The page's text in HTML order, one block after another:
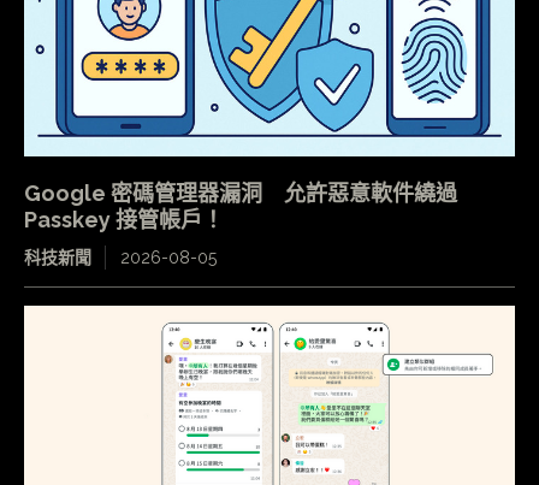
Google 密碼管理器漏洞 允許惡意軟件繞過
Passkey 接管帳戶！
科技新聞 2026-08-05